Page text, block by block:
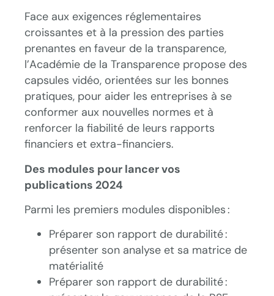
Face aux exigences réglementaires
croissantes et à la pression des parties
prenantes en faveur de la transparence,
l’Académie de la Transparence propose des
capsules vidéo, orientées sur les bonnes
pratiques, pour aider les entreprises à se
conformer aux nouvelles normes et à
renforcer la fiabilité de leurs rapports
financiers et extra-financiers.
Des modules pour lancer vos
publications 2024
Parmi les premiers modules disponibles :
Préparer son rapport de durabilité :
présenter son analyse et sa matrice de
matérialité
Préparer son rapport de durabilité :